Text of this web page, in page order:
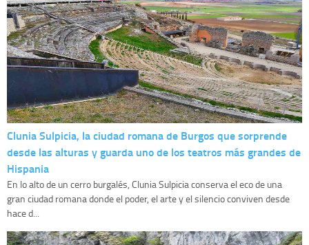
Clunia Sulpicia, la ciudad romana de Burgos que sorprende
desde las alturas y guarda uno de los teatros más grandes de
Hispania
En lo alto de un cerro burgalés, Clunia Sulpicia conserva el eco de una
gran ciudad romana donde el poder, el arte y el silencio conviven desde
hace d...